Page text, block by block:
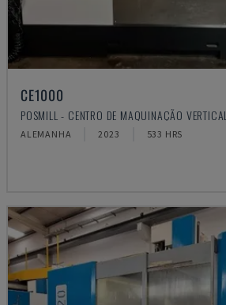
CE1000
POSMILL - CENTRO DE MAQUINAÇÃO VERTICAL
ALEMANHA 2023 533 HRS